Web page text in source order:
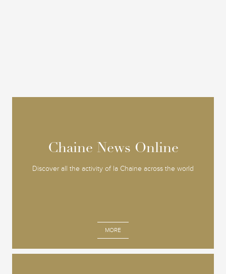
Chaine News Online
Discover all the activity of la Chaine across the world
MORE
Chaine News Online